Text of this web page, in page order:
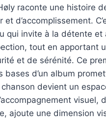
raconte une histoire
et d’accomplissement.
qui invite à la détente et
tout en apportant
et de sérénité. Ce
bases d’un album
devient un
visuel,
ajoute une dimension